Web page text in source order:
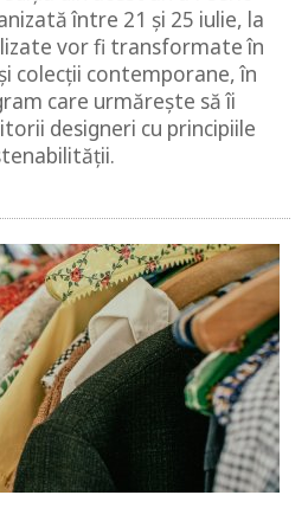
între 21 și 25 iulie, la
vor fi transformate în
colecții contemporane, în
care urmărește să îi
designeri cu principiile